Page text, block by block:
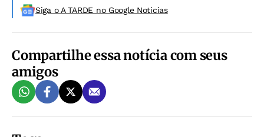
Siga o A TARDE no Google Noticias
Compartilhe essa notícia com seus
amigos